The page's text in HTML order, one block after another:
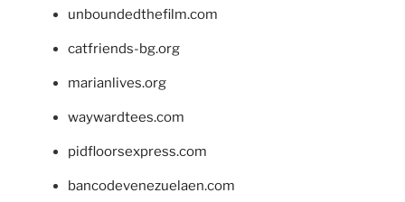
unboundedthefilm.com
catfriends-bg.org
marianlives.org
waywardtees.com
pidfloorsexpress.com
bancodevenezuelaen.com